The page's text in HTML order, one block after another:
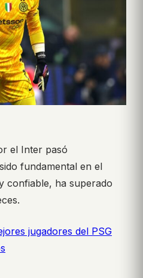
el Inter pasó
fundamental en el
confiable, ha superado
jugadores del PSG